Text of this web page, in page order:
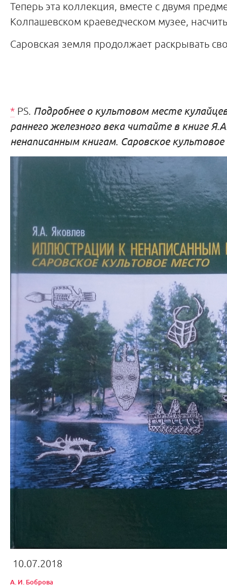
Теперь эта коллекция, вместе с двумя
Колпашевском краеведческом музее,
Саровская земля продолжает раскрывать
* PS. Подробнее о культовом месте
раннего железного века читайте в книге
ненаписанным книгам. Саровское
10.07.2018
А. И. Боброва